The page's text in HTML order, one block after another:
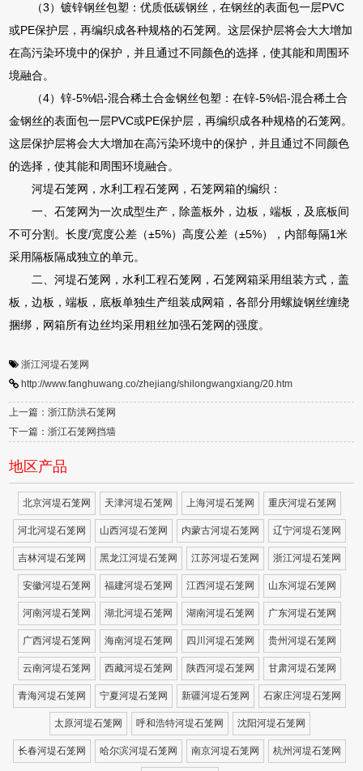
（3）镀锌钢丝包塑：优质低碳钢丝，在钢丝的表面包一层PVC
或PE保护层，再编织成各种规格的石笼网。这层保护层将会大大增加
在高污染环境中的保护，并且通过不同颜色的选择，使其能和周围环
境融合。
（4）锌-5%铝-混合稀土合金钢丝包塑：在锌-5%铝-混合稀土合
金钢丝的表面包一层PVC或PE保护层，再编织成各种规格的石笼网。
这层保护层将会大大增加在高污染环境中的保护，并且通过不同颜色
的选择，使其能和周围环境融合。
河堤石笼网，水利工程石笼网，石笼网箱的编织：
一、石笼网为一次成型生产，除盖板外，边板，端板，及底板间
不可分割。长度/宽度公差（±5%）高度公差（±5%），内部每隔1米
采用隔板隔成独立的单元。
二、河堤石笼网，水利工程石笼网，石笼网箱采用组装方式，盖
板，边板，端板，底板单独生产组装成网箱，各部分用螺旋钢丝缠绕
捆绑，网箱所有边丝均采用粗丝加强石笼网的强度。
浙江河堤石笼网
http://www.fanghuwang.co/zhejiang/shilongwangxiang/20.htm
上一篇：浙江防洪石笼网
下一篇：浙江石笼网挡墙
地区产品
北京河堤石笼网 天津河堤石笼网 上海河堤石笼网 重庆河堤石笼网
河北河堤石笼网 山西河堤石笼网 内蒙古河堤石笼网 辽宁河堤石笼网
吉林河堤石笼网 黑龙江河堤石笼网 江苏河堤石笼网 浙江河堤石笼网
安徽河堤石笼网 福建河堤石笼网 江西河堤石笼网 山东河堤石笼网
河南河堤石笼网 湖北河堤石笼网 湖南河堤石笼网 广东河堤石笼网
广西河堤石笼网 海南河堤石笼网 四川河堤石笼网 贵州河堤石笼网
云南河堤石笼网 西藏河堤石笼网 陕西河堤石笼网 甘肃河堤石笼网
青海河堤石笼网 宁夏河堤石笼网 新疆河堤石笼网 石家庄河堤石笼网
太原河堤石笼网 呼和浩特河堤石笼网 沈阳河堤石笼网
长春河堤石笼网 哈尔滨河堤石笼网 南京河堤石笼网 杭州河堤石笼网